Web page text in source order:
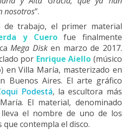
nosotros”.
de trabajo, el primer material
y Cuerofue finalmente
Mega Disken marzo de 2017.
por Enrique Aiello (músico
en Villa María, masterizado en
Buenos Aires. El arte gráfico
Podestá, la escultora más
El material, denominado
el nombre de uno de los
contempla el disco.